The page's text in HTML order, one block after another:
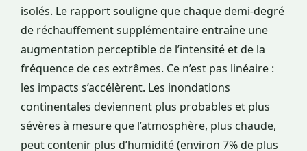
isolés. Le rapport souligne que chaque demi-degré
de réchauffement supplémentaire entraîne une
augmentation perceptible de l’intensité et de la
fréquence de ces extrêmes. Ce n’est pas linéaire :
les impacts s’accélèrent. Les inondations
continentales deviennent plus probables et plus
sévères à mesure que l’atmosphère, plus chaude,
peut contenir plus d’humidité (environ 7% de plus